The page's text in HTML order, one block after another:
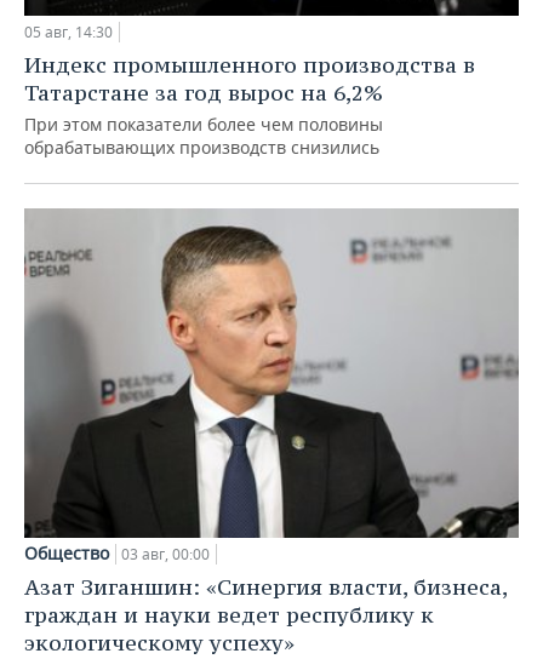
05 авг, 14:30
Индекс промышленного производства в
Татарстане за год вырос на 6,2%
При этом показатели более чем половины
обрабатывающих производств снизились
Общество 03 авг, 00:00
Азат Зиганшин: «Синергия власти, бизнеса,
граждан и науки ведет республику к
экологическому успеху»